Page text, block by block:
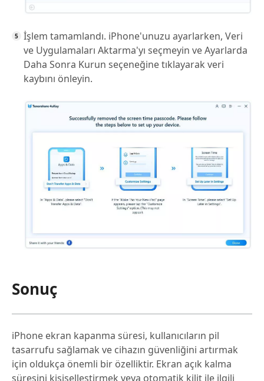
İşlem tamamlandı. iPhone'unuzu ayarlarken, Veri
ve Uygulamaları Aktarma'yı seçmeyin ve Ayarlarda
Daha Sonra Kurun seçeneğine tıklayarak veri
kaybını önleyin.
Sonuç
iPhone ekran kapanma süresi, kullanıcıların pil
tasarrufu sağlamak ve cihazın güvenliğini artırmak
için oldukça önemli bir özelliktir. Ekran açık kalma
süresini kişiselleştirmek veya otomatik kilit ile ilgili